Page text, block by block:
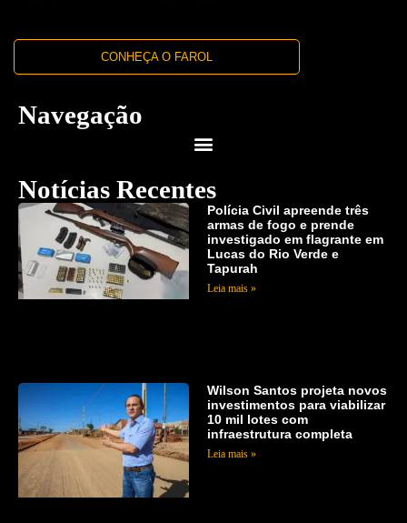
CONHEÇA O FAROL
Navegação
Notícias Recentes
Polícia Civil apreende três
armas de fogo e prende
investigado em flagrante em
Lucas do Rio Verde e
Tapurah
Leia mais »
Wilson Santos projeta novos
investimentos para viabilizar
10 mil lotes com
infraestrutura completa
Leia mais »